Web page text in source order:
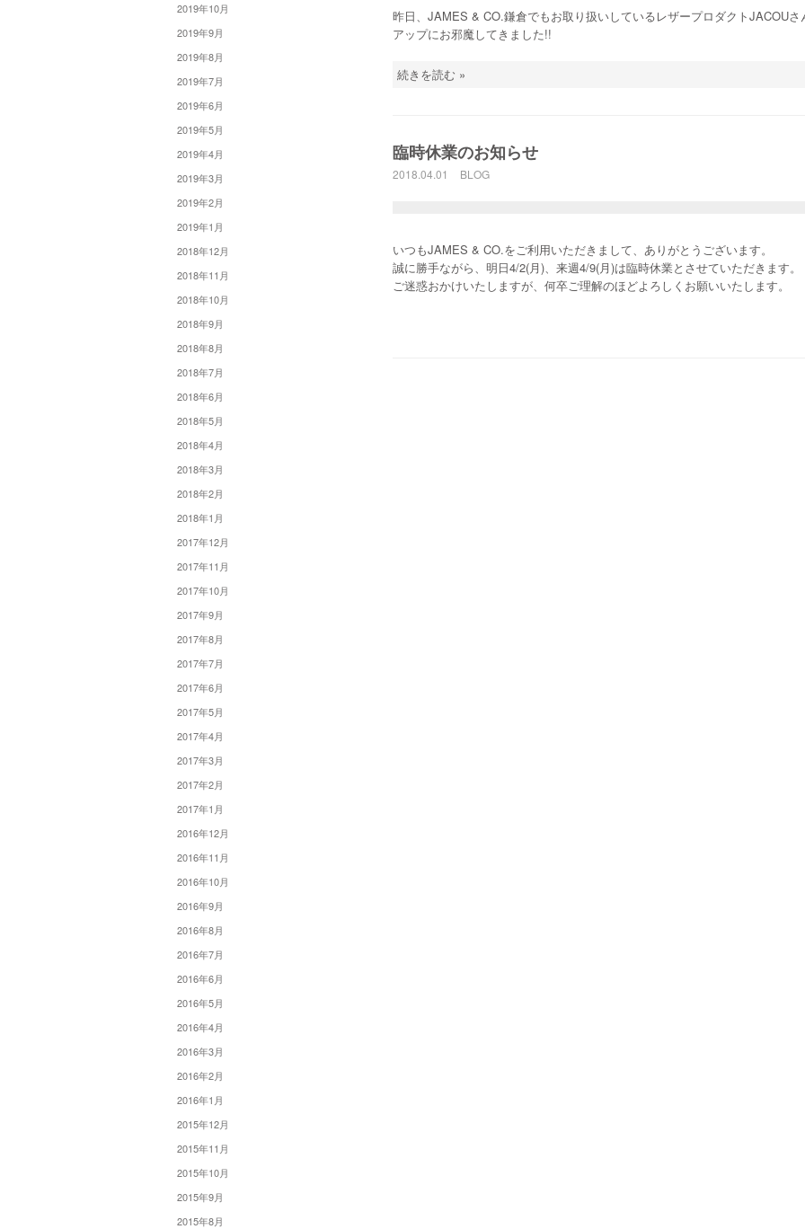
昨日、JAMES & CO.鎌倉でもお取り扱いしているレザープロダクトJACOUさ
アップにお邪魔してきました!!
続きを読む »
臨時休業のお知らせ
2018.04.01 BLOG
いつもJAMES & CO.をご利用いただきまして、ありがとうございます。
誠に勝手ながら、明日4/2(月)、来週4/9(月)は臨時休業とさせていただきます。
ご迷惑おかけいたしますが、何卒ご理解のほどよろしくお願いいたします。
2019年10月
2019年9月
2019年8月
2019年7月
2019年6月
2019年5月
2019年4月
2019年3月
2019年2月
2019年1月
2018年12月
2018年11月
2018年10月
2018年9月
2018年8月
2018年7月
2018年6月
2018年5月
2018年4月
2018年3月
2018年2月
2018年1月
2017年12月
2017年11月
2017年10月
2017年9月
2017年8月
2017年7月
2017年6月
2017年5月
2017年4月
2017年3月
2017年2月
2017年1月
2016年12月
2016年11月
2016年10月
2016年9月
2016年8月
2016年7月
2016年6月
2016年5月
2016年4月
2016年3月
2016年2月
2016年1月
2015年12月
2015年11月
2015年10月
2015年9月
2015年8月